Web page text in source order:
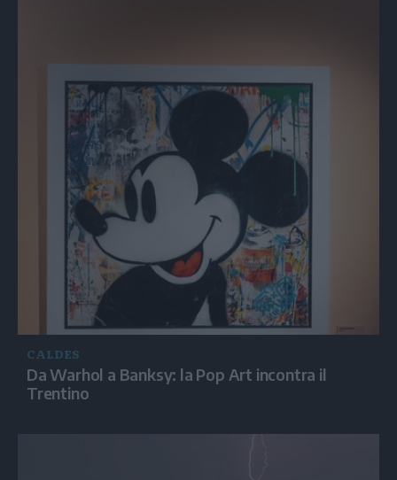
CALDES
Da Warhol a Banksy: la Pop Art incontra il
Trentino